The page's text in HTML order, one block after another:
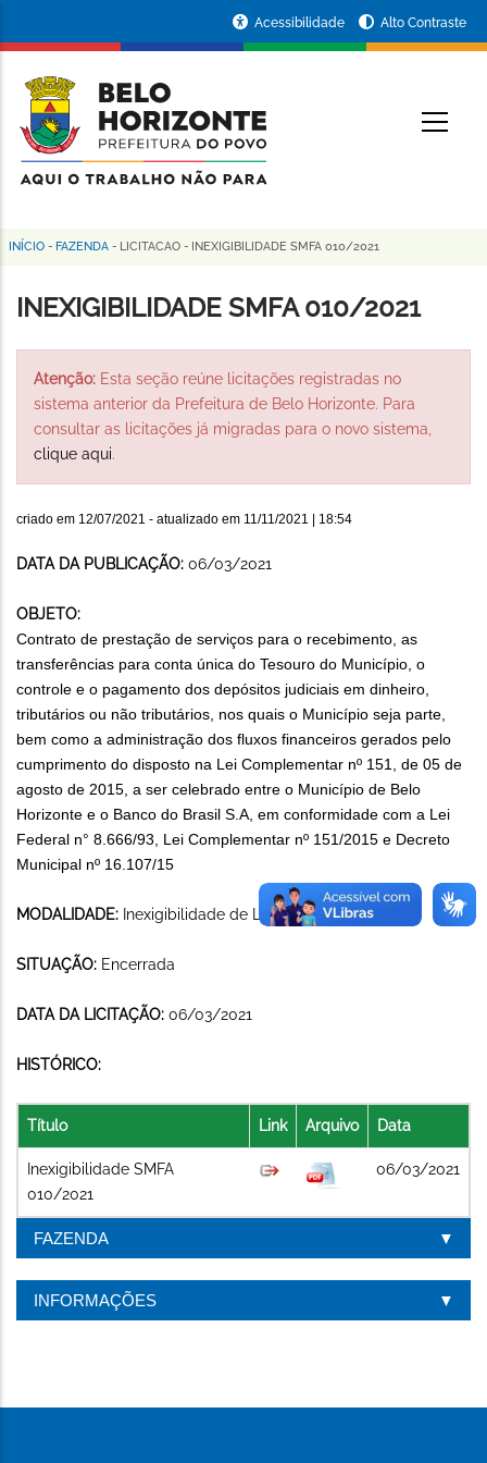
conteúdo
principal
da
Prefeitura
de
Horizonte
Acessibilidade Alto Contraste
Trilha
de
INÍCIO - FAZENDA - LICITACAO - INEXIGIBILIDADE SMFA 010/2021
INEXIGIBILIDADE SMFA 010/2021
Atenção: Esta seção reúne licitações registradas no
sistema anterior da Prefeitura de Belo Horizonte. Para
consultar as licitações já migradas para o novo sistema,
clique aqui.
criado em 12/07/2021 - atualizado em 11/11/2021 | 18:54
DATA DA PUBLICAÇÃO: 06/03/2021
OBJETO:
Contrato de prestação de serviços para o recebimento, as
transferências para conta única do Tesouro do Município, o
controle e o pagamento dos depósitos judiciais em dinheiro,
tributários ou não tributários, nos quais o Município seja parte,
bem como a administração dos fluxos financeiros gerados pelo
cumprimento do disposto na Lei Complementar nº 151, de 05 de
agosto de 2015, a ser celebrado entre o Município de Belo
Horizonte e o Banco do Brasil S.A, em conformidade com a Lei
Federal n° 8.666/93, Lei Complementar nº 151/2015 e Decreto
Municipal nº 16.107/15
MODALIDADE: Inexigibilidade de Licitação
SITUAÇÃO: Encerrada
DATA DA LICITAÇÃO: 06/03/2021
HISTÓRICO:
Título Link Arquivo Data
Inexigibilidade SMFA
010/2021
06/03/2021
FAZENDA
INFORMAÇÕES